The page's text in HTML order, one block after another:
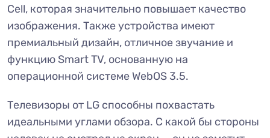
Cell, которая значительно повышает качество
изображения. Также устройства имеют
премиальный дизайн, отличное звучание и
функцию Smart TV, основанную на
операционной системе WebOS 3.5.
Телевизоры от LG способны похвастать
идеальными углами обзора. С какой бы стороны